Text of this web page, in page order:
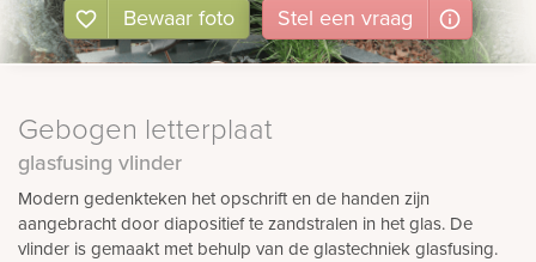
Bewaar foto Stel een vraag
Gebogen letterplaat
glasfusing vlinder
Modern gedenkteken het opschrift en de handen zijn
aangebracht door diapositief te zandstralen in het glas. De
vlinder is gemaakt met behulp van de glastechniek glasfusing.